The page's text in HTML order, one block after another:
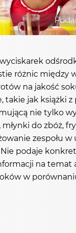
różnic między
na jakość
jak książki
nie tylko
do zbóż,
zespołu
podaje
na temat
w